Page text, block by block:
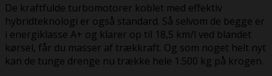
De kraftfulde turbomotorer koblet med effektiv
hybridteknologi er også standard. Så selvom de begge er
i energiklasse A+ og klarer op til 18,5 km/l ved blandet
kørsel, får du masser af trækkraft. Og som noget helt nyt
kan de tunge drenge nu trække hele 1.500 kg på krogen.